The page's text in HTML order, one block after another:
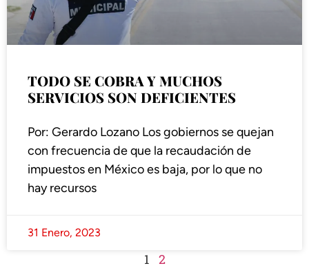
TODO SE COBRA Y MUCHOS
SERVICIOS SON DEFICIENTES
Por: Gerardo Lozano Los gobiernos se quejan
con frecuencia de que la recaudación de
impuestos en México es baja, por lo que no
hay recursos
31 Enero, 2023
1 2